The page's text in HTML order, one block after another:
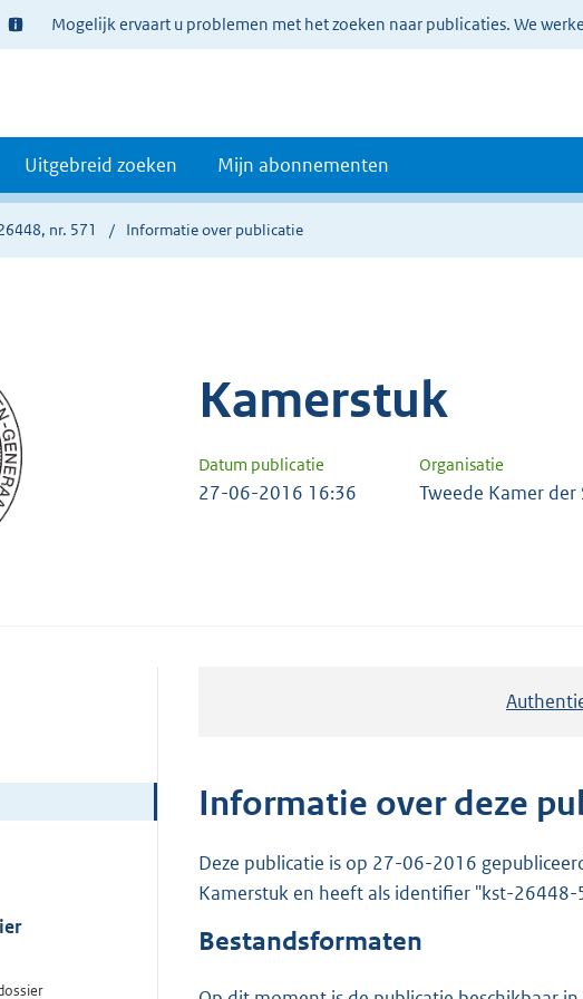
Ter
informatie:
Mogelijk ervaart u problemen met het zoeken naar publicaties. We
Uitgebreid zoeken Mijn abonnementen
nr. 571 Informatie over publicatie
Kamerstuk
Datum publicatie Organisatie
27-06-2016 16:36 Tweede Kamer
Informatie over deze
Deze publicatie is op 27-06-2016
Kamerstuk en heeft als identifier "kst-26448-
Bestandsformaten